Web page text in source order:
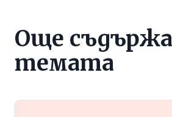
Още
темата